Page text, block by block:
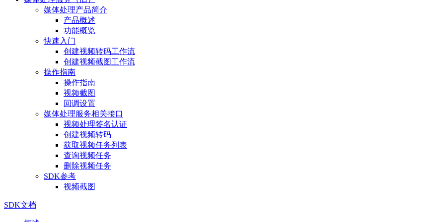
媒体处理产品简介
产品概述
功能概览
快速入门
创建视频转码工作流
创建视频截图工作流
操作指南
操作指南
视频截图
回调设置
媒体处理服务相关接口
视频处理签名认证
创建视频转码
获取视频任务列表
查询视频任务
删除视频任务
SDK参考
视频截图
SDK文档